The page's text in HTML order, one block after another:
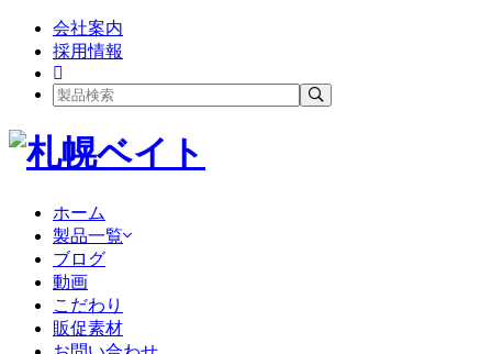
会社案内
採用情報
ホーム
製品一覧
ブログ
動画
こだわり
販促素材